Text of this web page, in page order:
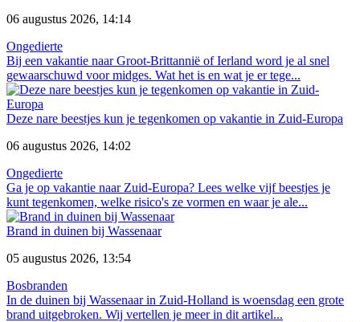
06 augustus 2026, 14:14
Ongedierte
Bij een vakantie naar Groot-Brittannië of Ierland word je al snel
gewaarschuwd voor midges. Wat het is en wat je er tege...
Deze nare beestjes kun je tegenkomen op vakantie in Zuid-Europa
06 augustus 2026, 14:02
Ongedierte
Ga je op vakantie naar Zuid-Europa? Lees welke vijf beestjes je
kunt tegenkomen, welke risico's ze vormen en waar je ale...
Brand in duinen bij Wassenaar
05 augustus 2026, 13:54
Bosbranden
In de duinen bij Wassenaar in Zuid-Holland is woensdag een grote
brand uitgebroken. Wij vertellen je meer in dit artikel...